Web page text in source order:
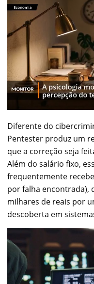
Diferente do
Pentester produz um
que a correção seja
Além do salário fixo,
frequentemente
por falha encontrada),
milhares de reais por
descoberta em